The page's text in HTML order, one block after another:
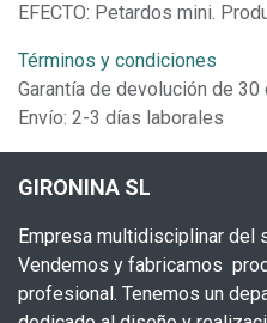
EFECTO: Petardos mini.
Términos y condiciones
Garantía de devolución de 30
Envío: 2-3 días laborales
GIRONINA SL
Empresa multidisciplinar del
Vendemos y fabricamos
profesional. Tenemos un